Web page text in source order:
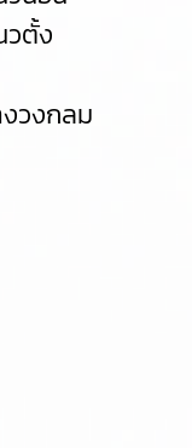
วตั้ง
งวงกลม